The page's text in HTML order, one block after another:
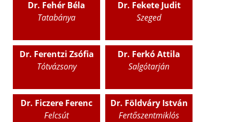
Dr. Fehér Béla
Tatabánya
Dr. Fekete Judit
Szeged
Dr. Ferentzi Zsófia
Tótvázsony
Dr. Ferkó Attila
Salgótarján
Dr. Ficzere Ferenc
Felcsút
Dr. Földváry István
Fertőszentmiklós